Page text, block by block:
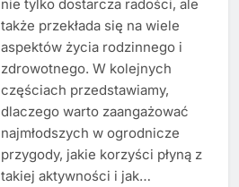
nie tylko dostarcza radości, ale
także przekłada się na wiele
aspektów życia rodzinnego i
zdrowotnego. W kolejnych
częściach przedstawiamy,
dlaczego warto zaangażować
najmłodszych w ogrodnicze
przygody, jakie korzyści płyną z
takiej aktywności i jak…